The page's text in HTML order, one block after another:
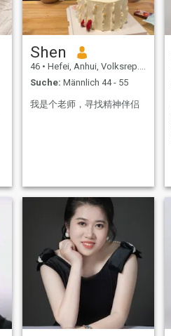
Sie an mir interessiert sind,
können Sie sich gerne mit mir
in Verbindung setzen. Freuen
Sie sich auf unsere
Übernahme!
Shen
46 • Hefei, Anhui, Volksrep. China
Suche: Männlich 44 - 55
我是个老师，寻找精神伴侣